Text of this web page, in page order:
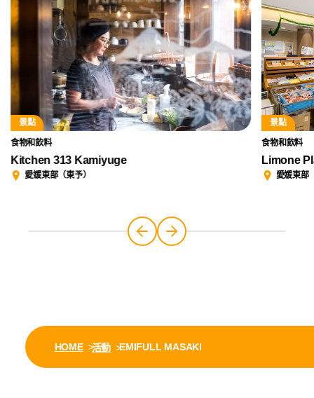
景點
食物和飲料
Kitchen 313 Kamiyuge
愛媛東部（東予）
景點
食物和飲料
Limone
愛媛東部
HOME 活動 EMIFULL MASAKI